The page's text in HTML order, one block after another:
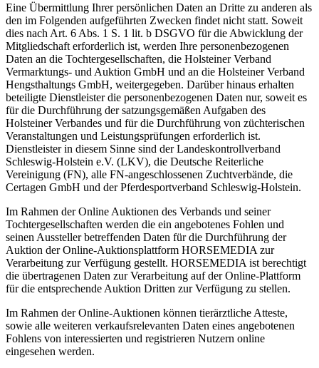
Eine Übermittlung Ihrer persönlichen Daten an Dritte zu anderen als
den im Folgenden aufgeführten Zwecken findet nicht statt. Soweit
dies nach Art. 6 Abs. 1 S. 1 lit. b DSGVO für die Abwicklung der
Mitgliedschaft erforderlich ist, werden Ihre personenbezogenen
Daten an die Tochtergesellschaften, die Holsteiner Verband
Vermarktungs- und Auktion GmbH und an die Holsteiner Verband
Hengsthaltungs GmbH, weitergegeben. Darüber hinaus erhalten
beteiligte Dienstleister die personenbezogenen Daten nur, soweit es
für die Durchführung der satzungsgemäßen Aufgaben des
Holsteiner Verbandes und für die Durchführung von züchterischen
Veranstaltungen und Leistungsprüfungen erforderlich ist.
Dienstleister in diesem Sinne sind der Landeskontrollverband
Schleswig-Holstein e.V. (LKV), die Deutsche Reiterliche
Vereinigung (FN), alle FN-angeschlossenen Zuchtverbände, die
Certagen GmbH und der Pferdesportverband Schleswig-Holstein.
Im Rahmen der Online Auktionen des Verbands und seiner
Tochtergesellschaften werden die ein angebotenes Fohlen und
seinen Aussteller betreffenden Daten für die Durchführung der
Auktion der Online-Auktionsplattform HORSEMEDIA zur
Verarbeitung zur Verfügung gestellt. HORSEMEDIA ist berechtigt
die übertragenen Daten zur Verarbeitung auf der Online-Plattform
für die entsprechende Auktion Dritten zur Verfügung zu stellen.
Im Rahmen der Online-Auktionen können tierärztliche Atteste,
sowie alle weiteren verkaufsrelevanten Daten eines angebotenen
Fohlens von interessierten und registrieren Nutzern online
eingesehen werden.